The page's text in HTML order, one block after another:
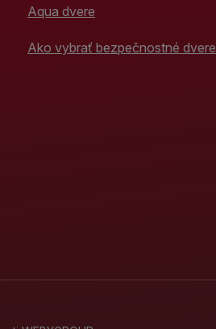
Aqua dvere
Ako vybrať bezpečnostné dvere